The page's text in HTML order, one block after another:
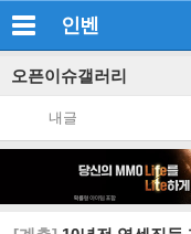
인벤
오픈이슈갤러리
내글